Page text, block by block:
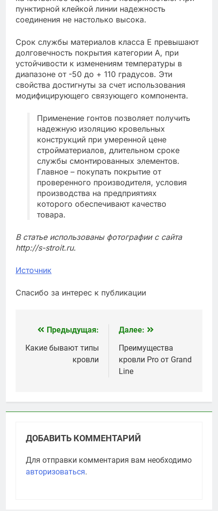
пунктирной клейкой линии надежность
соединения не настолько высока.
Срок службы материалов класса Е превышают
долговечность покрытия категории А, при
устойчивости к изменениям температуры в
диапазоне от -50 до + 110 градусов. Эти
свойства достигнуты за счет использования
модифицирующего связующего компонента.
Применение гонтов позволяет получить
надежную изоляцию кровельных
конструкций при умеренной цене
стройматериалов, длительном сроке
службы смонтированных элементов.
Главное – покупать покрытие от
проверенного производителя, условия
производства на предприятиях
которого обеспечивают качество
товара.
В статье использованы фотографии с сайта
http://s-stroit.ru.
Источник
Спасибо за интерес к публикации
Навигация
по
Предыдущая:
Какие бывают типы
кровли
Далее:
Преимущества
кровли Pro от Grand
Line
ДОБАВИТЬ КОММЕНТАРИЙ
Для отправки комментария вам необходимо
авторизоваться.